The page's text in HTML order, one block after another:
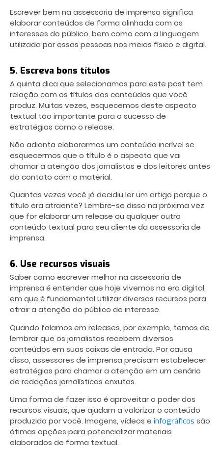
Escrever bem na assessoria de imprensa significa
elaborar conteúdos de forma alinhada com os
interesses do público, bem como com a linguagem
utilizada por essas pessoas nos meios físico e digital.
5. Escreva bons títulos
A quinta dica que selecionamos para este post tem
relação com os títulos dos conteúdos que você
produz. Muitas vezes, esquecemos deste aspecto
textual tão importante para o sucesso de
estratégias como o release.
Não adianta elaborarmos um conteúdo incrível se
esquecermos que o título é o aspecto que vai
chamar a atenção dos jornalistas e dos leitores antes
do contato com o material.
Quantas vezes você já decidiu ler um artigo porque o
título era atraente? Lembre-se disso na próxima vez
que for elaborar um release ou qualquer outro
conteúdo textual para seu cliente da assessoria de
imprensa.
6. Use recursos visuais
Saber como escrever melhorna assessoria de
imprensa é entender que hoje vivemos na era digital,
em que é fundamental utilizar diversos recursos para
atrair a atenção do público de interesse.
Quando falamos em releases, por exemplo, temos de
lembrar que os jornalistas recebem diversos
conteúdos em suas caixas de entrada. Por causa
disso, assessores de imprensa precisam estabelecer
estratégias para chamar a atenção em um cenário
de redações jornalísticas enxutas.
Uma forma de fazer isso é aproveitar o poder dos
recursos visuais, que ajudam a valorizar o conteúdo
produzido por você. Imagens, vídeos e infográficos são
ótimas opções para potencializar materiais
elaborados de forma textual.